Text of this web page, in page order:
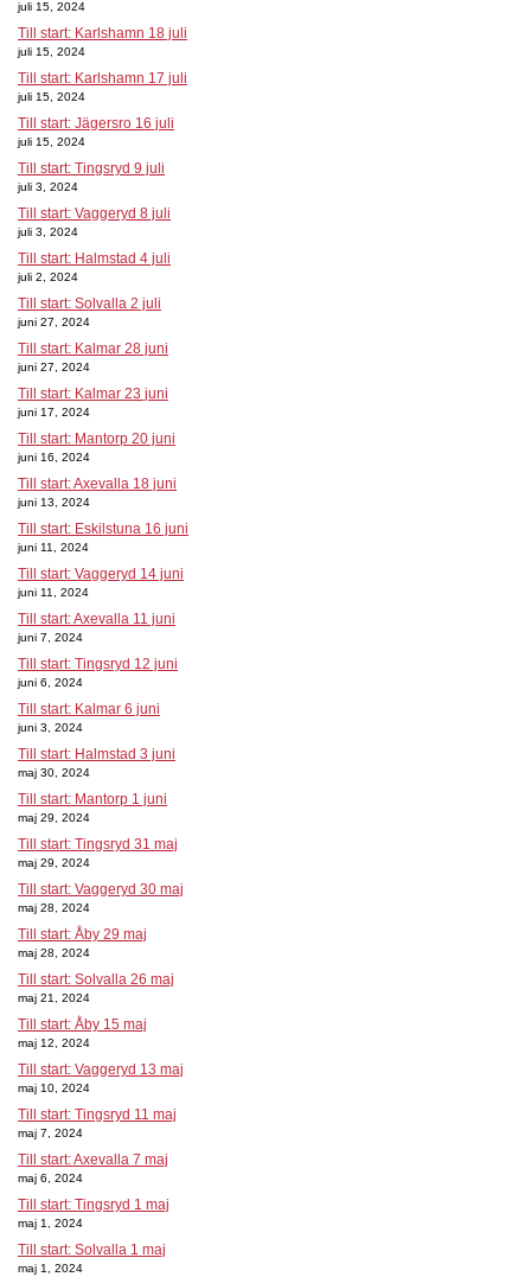
juli 15, 2024
Till start: Karlshamn 18 juli
juli 15, 2024
Till start: Karlshamn 17 juli
juli 15, 2024
Till start: Jägersro 16 juli
juli 15, 2024
Till start: Tingsryd 9 juli
juli 3, 2024
Till start: Vaggeryd 8 juli
juli 3, 2024
Till start: Halmstad 4 juli
juli 2, 2024
Till start: Solvalla 2 juli
juni 27, 2024
Till start: Kalmar 28 juni
juni 27, 2024
Till start: Kalmar 23 juni
juni 17, 2024
Till start: Mantorp 20 juni
juni 16, 2024
Till start: Axevalla 18 juni
juni 13, 2024
Till start: Eskilstuna 16 juni
juni 11, 2024
Till start: Vaggeryd 14 juni
juni 11, 2024
Till start: Axevalla 11 juni
juni 7, 2024
Till start: Tingsryd 12 juni
juni 6, 2024
Till start: Kalmar 6 juni
juni 3, 2024
Till start: Halmstad 3 juni
maj 30, 2024
Till start: Mantorp 1 juni
maj 29, 2024
Till start: Tingsryd 31 maj
maj 29, 2024
Till start: Vaggeryd 30 maj
maj 28, 2024
Till start: Åby 29 maj
maj 28, 2024
Till start: Solvalla 26 maj
maj 21, 2024
Till start: Åby 15 maj
maj 12, 2024
Till start: Vaggeryd 13 maj
maj 10, 2024
Till start: Tingsryd 11 maj
maj 7, 2024
Till start: Axevalla 7 maj
maj 6, 2024
Till start: Tingsryd 1 maj
maj 1, 2024
Till start: Solvalla 1 maj
maj 1, 2024